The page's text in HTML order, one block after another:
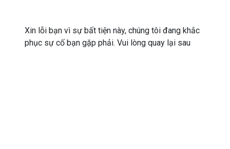
Xin lỗi bạn vì sự bất tiện này, chúng tôi đang khắc
phục sự cố bạn gặp phải. Vui lòng quay lại sau